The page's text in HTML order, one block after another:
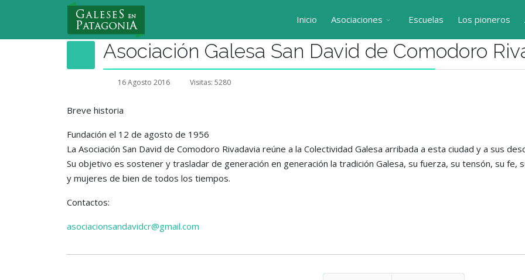
Inicio Asociaciones Escuelas Los pioneros
Nuevo Usuario
Asociación Galesa San David de Comodoro
16 Agosto 2016 Visitas: 5280
Breve historia
Fundación el 12 de agosto de 1956
La Asociación San David de Comodoro Rivadavia reúne a la Colectividad Galesa arribada a esta ciudad y a sus
Su objetivo es sostener y trasladar de generación en generación la tradición Galesa, su fuerza, su tensón, su fe,
y mujeres de bien de todos los tiempos.
Contactos:
asociacionsandavidcr@gmail.com